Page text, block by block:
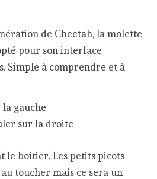
de Cheetah, la molette
pour son interface
Simple à comprendre et à
gauche
sur la droite
le boitier. Les petits picots
toucher mais ce sera un